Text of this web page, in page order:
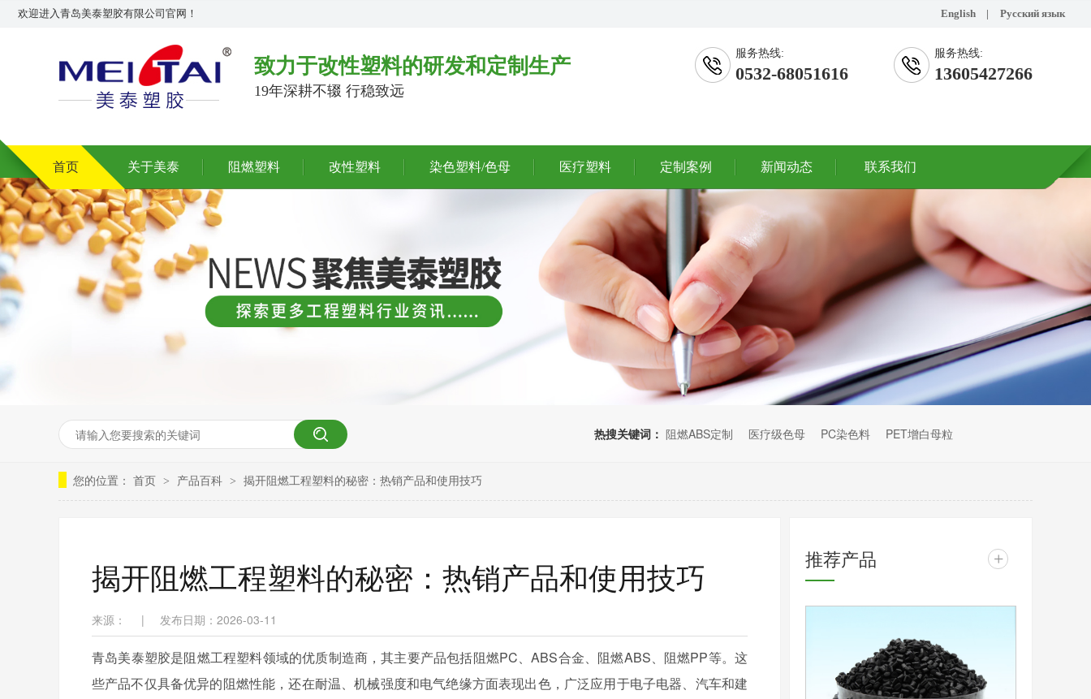
欢迎进入青岛美泰塑胶有限公司官网！ English | Русский язык
致力于改性塑料的研发和定制生产
19年深耕不辍 行稳致远
服务热线:
0532-68051616
服务热线:
13605427266
首页 关于美泰 阻燃塑料 改性塑料 染色塑料/色母 医疗塑料 定制案例 新闻动态 联系我们
热搜关键词： 阻燃ABS定制 医疗级色母 PC染色料 PET增白母粒
您的位置： 首页 > 产品百科 > 揭开阻燃工程塑料的秘密：热销产品和使用技巧
揭开阻燃工程塑料的秘密：热销产品和使用技巧
来源： | 发布日期：2026-03-11
青岛美泰塑胶是阻燃工程塑料领域的优质制造商，其主要产品包括阻燃PC、ABS合金、阻燃ABS、阻燃PP等。这
些产品不仅具备优异的阻燃性能，还在耐温、机械强度和电气绝缘方面表现出色，广泛应用于电子电器、汽车和建
推荐产品 +